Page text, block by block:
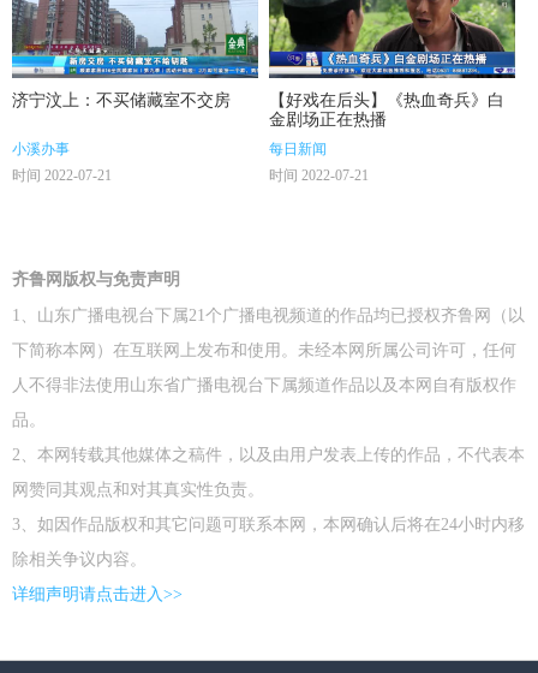
济宁汶上：不买储藏室不交房
小溪办事
时间 2022-07-21
【好戏在后头】《热血奇兵》白
金剧场正在热播
每日新闻
时间 2022-07-21
齐鲁网版权与免责声明
1、山东广播电视台下属21个广播电视频道的作品均已授权齐鲁网（以
下简称本网）在互联网上发布和使用。未经本网所属公司许可，任何
人不得非法使用山东省广播电视台下属频道作品以及本网自有版权作
品。
2、本网转载其他媒体之稿件，以及由用户发表上传的作品，不代表本
网赞同其观点和对其真实性负责。
3、如因作品版权和其它问题可联系本网，本网确认后将在24小时内移
除相关争议内容。
详细声明请点击进入>>